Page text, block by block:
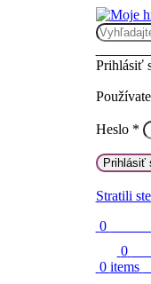
Prihlásiť
Heslo *
Prihlásiť
Stratili
0
0
0 items